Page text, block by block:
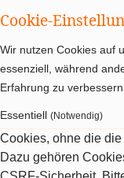
Cookie-
Wir nutzen Cookies auf
essenziell, während
Erfahrung zu verbessern.
Essentiell (Notwendig)
Cookies, ohne die
Dazu gehören